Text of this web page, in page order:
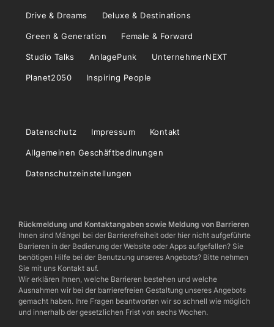
Drive & Dreams Deluxe & Destinations
Green & Generation Female & Forward
Studio Talks AnlagePunk UnternehmerNEXT
Planet2050 Inspiring People
Datenschutz Impressum Kontakt
Allgemeinen Geschäftbedinungen
Datenschutzeinstellungen
Rückmeldung und Kontaktangaben sowie Meldung von Barrieren
Ihnen sind Mängel bei der Barrierefreiheit oder hier nicht aufgeführte
Barrieren in der Bedienung der Website oder Apps aufgefallen? Sie
benötigen Hilfe bei der Benutzung unseres Angebots? Bitte nehmen
Sie mit uns Kontakt auf.
Wir erklären Ihnen, welche Barrieren bestehen und welche
Ausnahmen wir bei der barrierefreien Gestaltung unseres Angebots
gemacht haben. Ihre Fragen beantworten wir so schnell wie möglich
und innerhalb der gesetzlichen Frist von sechs Wochen.